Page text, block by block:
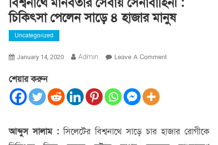
চিকিৎসা পেলেন সাড়ে ৪ হাজার মানুষ
Uncategorized
January 14, 2020 Admin Leave A CommentOn
পেলেন
শেয়ার করুন
আব্দুস সালাম :সিলেটের বিশ্বনাথে সাড়ে চার হাজার রোগীকে